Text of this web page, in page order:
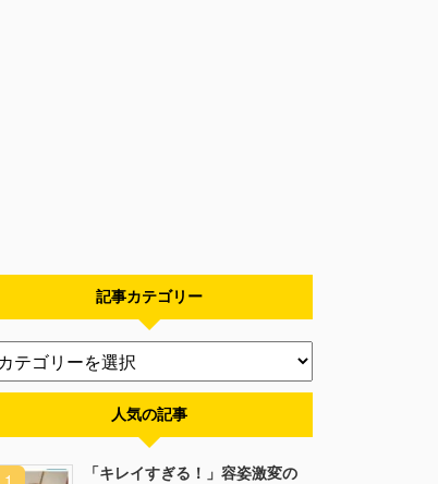
記事カテゴリー
人気の記事
「キレイすぎる！」容姿激変の